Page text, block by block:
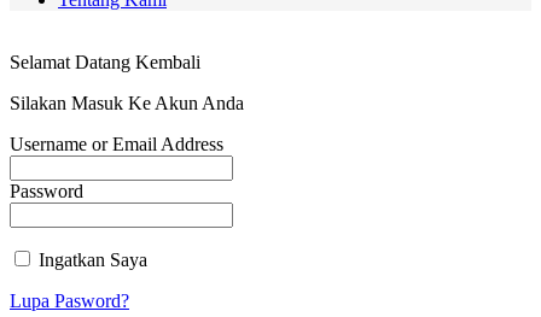
Selamat Datang Kembali
Silakan Masuk Ke Akun Anda
Username or Email Address
Password
Ingatkan Saya
Lupa Pasword?